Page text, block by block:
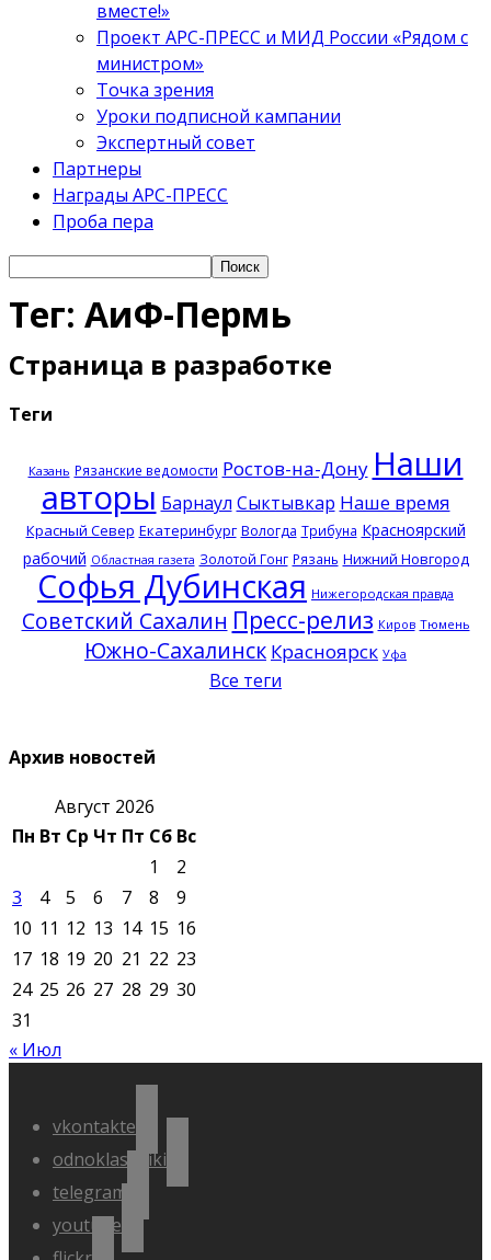
вместе!»
Проект АРС-ПРЕСС и МИД России «Рядом с
министром»
Точка зрения
Уроки подписной кампании
Экспертный совет
Партнеры
Награды АРС-ПРЕСС
Проба пера
Тег: АиФ-Пермь
Страница в разработке
Теги
Казань Рязанские ведомости Ростов-на-Дону Наши
авторы Барнаул Сыктывкар Наше время
Красный Север Екатеринбург Вологда Трибуна Красноярский
рабочий Областная газета Золотой Гонг Рязань Нижний Новгород
Софья Дубинская Нижегородская правда
Советский Сахалин Пресс-релиз Киров Тюмень
Южно-Сахалинск Красноярск Уфа
Все теги
Архив новостей
Август 2026
Пн Вт Ср Чт Пт Сб Вс
1
2
3
4 5 6 7 8
9
10 11 12 13 14 15 16
17 18 19 20 21 22 23
24 25 26 27 28 29 30
31
« Июл
vkontakte
odnoklassniki
telegram
youtube